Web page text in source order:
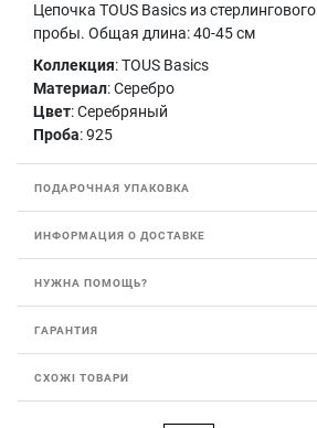
Цепочка TOUS Basics из
пробы. Общая длина: 40-45 см
Коллекция: TOUS Basics
Материал: Серебро
Цвет: Серебряный
Проба: 925
ПОДАРОЧНАЯ УПАКОВКА
ИНФОРМАЦИЯ О ДОСТАВКЕ
НУЖНА ПОМОЩЬ?
ГАРАНТИЯ
СХОЖІ ТОВАРИ